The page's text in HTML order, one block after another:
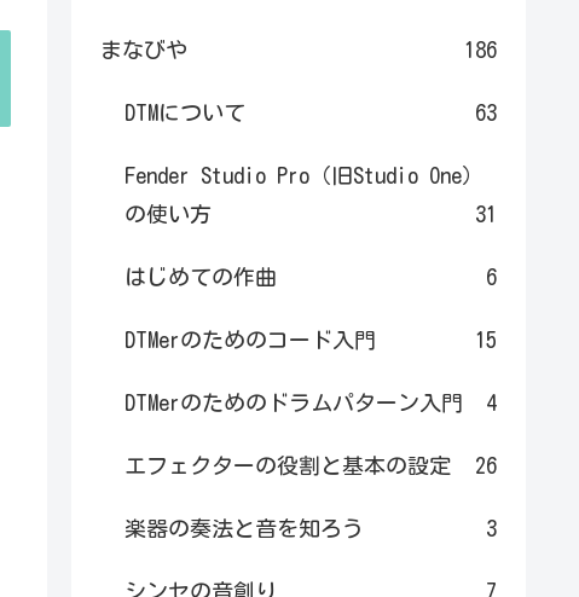
まなびや 186
DTMについて 63
Fender Studio Pro（旧Studio One）
の使い方
31
はじめての作曲 6
DTMerのためのコード入門 15
DTMerのためのドラムパターン入門 4
エフェクターの役割と基本の設定 26
楽器の奏法と音を知ろう 3
シンセの音創り 7